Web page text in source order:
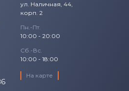
ул. Наличная, 44,
корп. 2
Пн.-Пт.
10:00 - 20:00
Сб.-Вс.
10:00 - 18:00
На карте